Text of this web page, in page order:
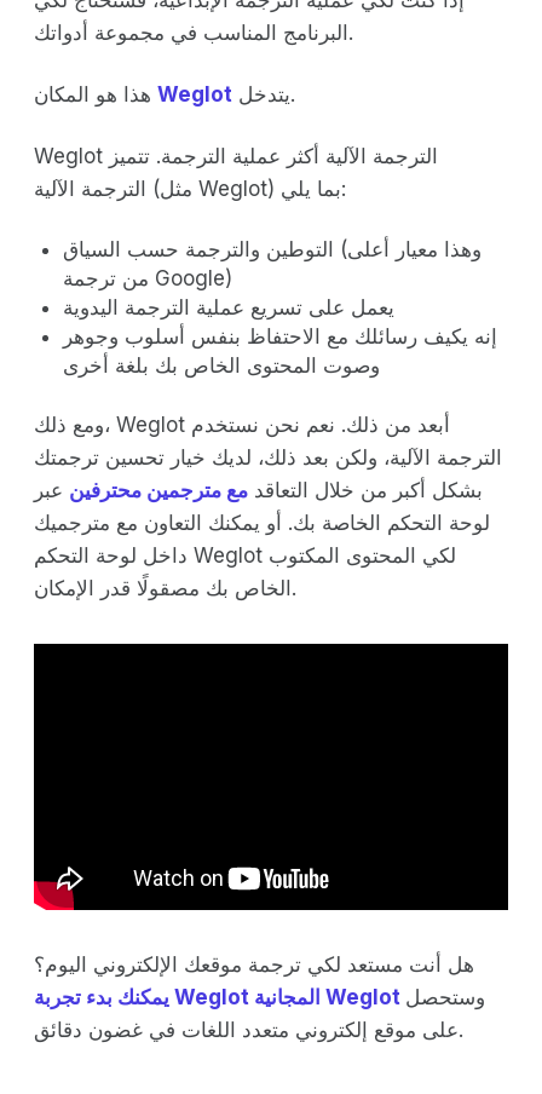
البرنامج المناسب في مجموعة أدواتك.
Weglot يتدخل.
Weglot الترجمة الآلية أكثر عملية الترجمة. تتميز
الترجمة الآلية (مثل Weglot) بما يلي:
التوطين والترجمة حسب السياق (وهذا معيار أعلى
من ترجمة Google)
يعمل على تسريع عملية الترجمة اليدوية
إنه يكيف رسائلك مع الاحتفاظ بنفس أسلوب وجوهر
وصوت المحتوى الخاص بك بلغة أخرى
ومع ذلك، Weglot أبعد من ذلك. نعم نحن نستخدم
الترجمة الآلية، ولكن بعد ذلك، لديك خيار تحسين ترجمتك
بشكل أكبر من خلال التعاقد مع مترجمين محترفين عبر
لوحة التحكم الخاصة بك. أو يمكنك التعاون مع مترجميك
داخل لوحة التحكم Weglot لكي المحتوى المكتوب
الخاص بك مصقولًا قدر الإمكان.
هل أنت مستعد لكي ترجمة موقعك الإلكتروني اليوم؟
يمكنك بدء تجربة Weglot المجانية Weglot وستحصل
على موقع إلكتروني متعدد اللغات في غضون دقائق.